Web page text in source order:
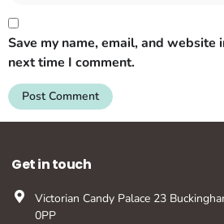
Save my name, email, and website
next time I comment.
Get in touch
Victorian Candy Palace 23
0PP